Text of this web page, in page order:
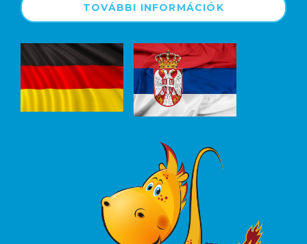
TOVÁBBI INFORMÁCIÓK